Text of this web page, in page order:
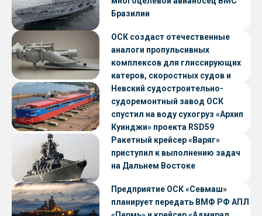
Бразилии
ОСК создаст отечественные
аналоги пропульсивных
комплексов для глиссирующих
катеров, скоростных судов и
судов с малой осадкой
Невский судостроительно-
судоремонтный завод ОСК
спустил на воду сухогруз «Архип
Куинджи» проекта RSD59
Ракетный крейсер «Варяг»
приступил к выполнению задач
на Дальнем Востоке
Предприятие ОСК «Севмаш»
планирует передать ВМФ РФ АПЛ